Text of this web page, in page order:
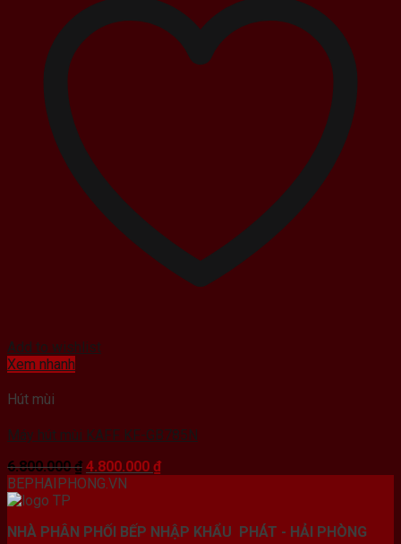
Add to wishlist
Xem nhanh
Hút mùi
Máy hút mùi KAFF KF-GB785N
6.800.000₫ Giá
gốc
4.800.000 ₫Giá
4.800.000 ₫.
BEPHAIPHONG.VN
NHÀ PHÂN PHỐI BẾP NHẬP KHẨU PHÁT - HẢI PHÒNG